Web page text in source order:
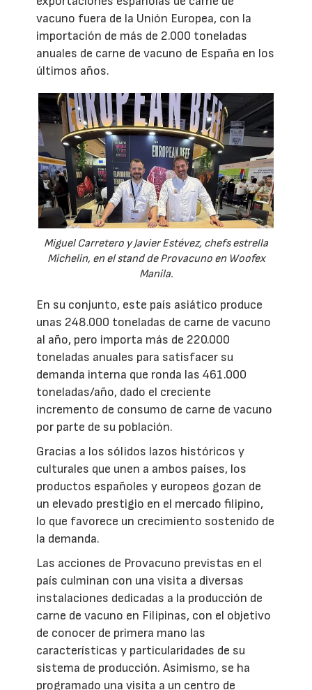
vacuno fuera de la Unión Europea, con la
importación de más de 2.000 toneladas
anuales de carne de vacuno de España en los
últimos años.
Miguel Carretero y Javier Estévez, chefs estrella
Michelin, en el stand de Provacuno en Woofex
Manila.
En su conjunto, este país asiático produce
unas 248.000 toneladas de carne de vacuno
al año, pero importa más de 220.000
toneladas anuales para satisfacer su
demanda interna que ronda las 461.000
toneladas/año, dado el creciente
incremento de consumo de carne de vacuno
por parte de su población.
Gracias a los sólidos lazos históricos y
culturales que unen a ambos países, los
productos españoles y europeos gozan de
un elevado prestigio en el mercado filipino,
lo que favorece un crecimiento sostenido de
la demanda.
Las acciones de Provacuno previstas en el
país culminan con una visita a diversas
instalaciones dedicadas a la producción de
carne de vacuno en Filipinas, con el objetivo
de conocer de primera mano las
características y particularidades de su
sistema de producción. Asimismo, se ha
programado una visita a un centro de